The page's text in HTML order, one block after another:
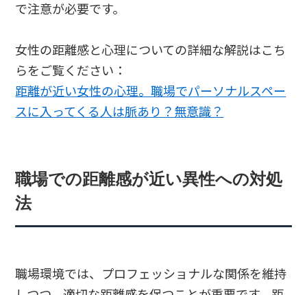
で注意が必要です。
女性の距離感と心理についての詳細な解説はこち
らをご覧ください：
距離が近い女性の心理。職場でパーソナルスペー
スに入ってくる人は脈あり？無意識？
職場での距離感が近い異性への対処
法
職場環境では、プロフェッショナルな関係を維持